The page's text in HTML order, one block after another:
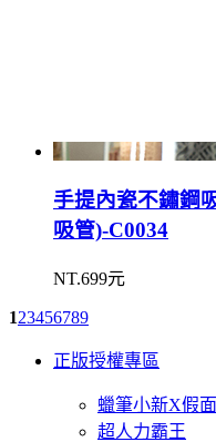
手提內瓷不鏽鋼
吸管)-C0034
NT.699元
123456789
正版授權專區
蠟筆小新X假
超人力霸王